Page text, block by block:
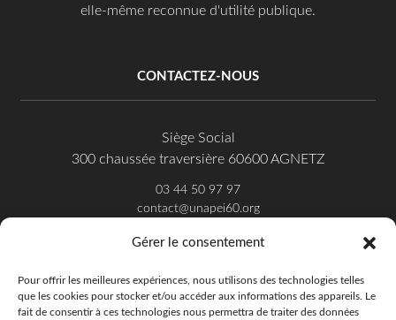
Gérer le consentement
Pour offrir les meilleures expériences, nous utilisons des technologies telles
que les cookies pour stocker et/ou accéder aux informations des appareils. Le
fait de consentir à ces technologies nous permettra de traiter des données
elle-même reconnue d'utilité publique.
CONTACTEZ-NOUS
Siège Social
300 chaussée traversière 60600 AGNETZ
03 44 50 97 97
contact@unapei60.org